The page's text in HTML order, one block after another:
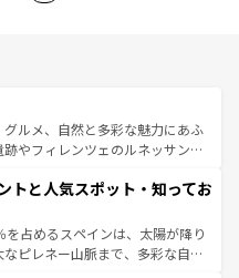
ルメ、自然と多彩な魅力にあふ
跡やフィレンツェのルネッサンス
田園風景やアマルフィ海岸の絶
ない。観光の合間には、本場の
イタリア料理を堪能することも
眠るまで、すべての瞬間を楽し
トと人気スポット・知ってお
占めるスペインは、太陽が降り
ピレネー山脈まで、多彩な自然